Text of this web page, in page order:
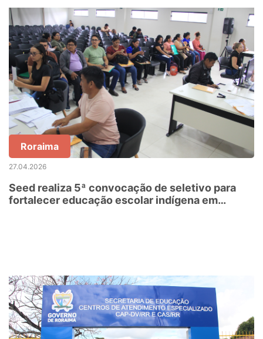
Roraima
27.04.2026
Seed realiza 5ª convocação de seletivo para
fortalecer educação escolar indígena em